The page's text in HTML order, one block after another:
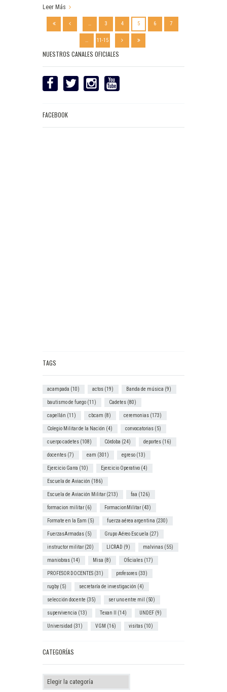
Leer Más
… 3 4 5 6 7
… 11-15
NUESTROS CANALES OFICIALES
FACEBOOK
TAGS
acampada (10) actos (19) Banda de música (9)
bautismo de fuego (11) Cadetes (80)
capellán (11) cbcam (8) ceremonias (173)
Colegio Militar de la Nación (4) convocatorias (5)
cuerpo cadetes (108) Córdoba (24) deportes (16)
docentes (7) eam (301) egreso (13)
Ejercicio Garra (10) Ejercicio Operativo (4)
Escuela de Aviación (186)
Escuela de Aviación Militar(213) faa (126)
formacion militar(6) FormacionMilitar(43)
Formate en la Eam (5) fuerza aérea argentina (230)
FuerzasArmadas (5) Grupo Aéreo Escuela (27)
instructor militar(20) LICRAD (9) malvinas (55)
maniobras (14) Misa (8) Oficiales (17)
PROFESOR DOCENTES (31) profesores (33)
rugby (5) secretaría de investigación (4)
selección docente (35) ser uno entre mil (50)
supervivencia (13) Texan II (14) UNDEF (9)
Universidad (31) VGM (16) visitas (10)
CATEGORÍAS
Categorías